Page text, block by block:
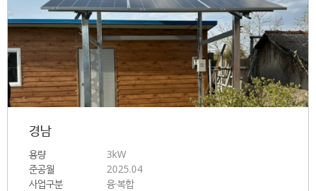
경남
용량
3kW
준공월
2025.04
사업구분
융·복합